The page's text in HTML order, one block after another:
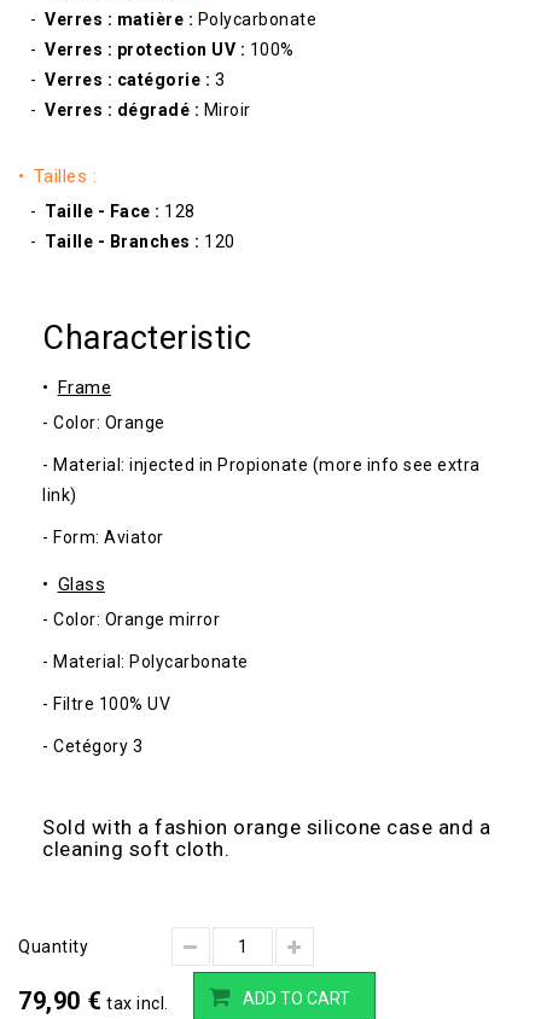
Verres : matière : Polycarbonate
Verres : protection UV : 100%
Verres : catégorie : 3
Verres : dégradé : Miroir
Tailles :
Taille - Face : 128
Taille - Branches : 120
Characteristic
Frame
- Color: Orange
- Material: injected in Propionate (more info see extra
link)
- Form: Aviator
Glass
- Color: Orange mirror
- Material: Polycarbonate
- Filtre 100% UV
- Cetégory 3
Sold with a fashion orange silicone case and a
cleaning soft cloth.
Quantity
79,90 € tax incl. ADD TO CART